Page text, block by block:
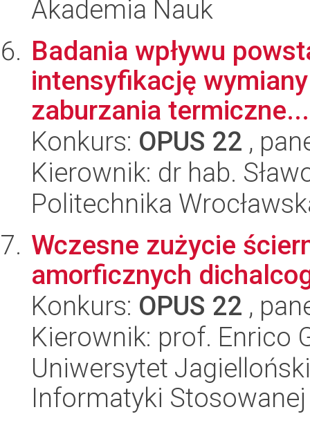
Akademia Nauk
Badania wpływu
intensyfikację
zaburzania termiczne...
Konkurs: OPUS 22 ,
Kierownik: dr hab.
Politechnika
Wczesne zużycie
amorficznych
Konkurs: OPUS 22 ,
Kierownik: prof. Enrico
Uniwersytet
Informatyki Stosowanej